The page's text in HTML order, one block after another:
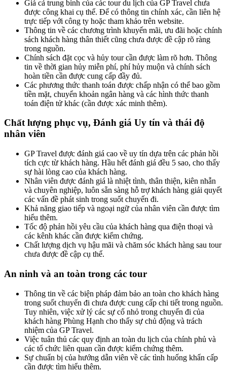
Giá cả trung bình của các tour du lịch của GP Travel chưa
được công khai cụ thể. Để có thông tin chính xác, cần liên hệ
trực tiếp với công ty hoặc tham khảo trên website.
Thông tin về các chương trình khuyến mãi, ưu đãi hoặc chính
sách khách hàng thân thiết cũng chưa được đề cập rõ ràng
trong nguồn.
Chính sách đặt cọc và hủy tour cần được làm rõ hơn. Thông
tin về thời gian hủy miễn phí, phí hủy muộn và chính sách
hoàn tiền cần được cung cấp đầy đủ.
Các phương thức thanh toán được chấp nhận có thể bao gồm
tiền mặt, chuyển khoản ngân hàng và các hình thức thanh
toán điện tử khác (cần được xác minh thêm).
Chất lượng phục vụ, Đánh giá Uy tín và thái độ
nhân viên
GP Travel được đánh giá cao về uy tín dựa trên các phản hồi
tích cực từ khách hàng. Hầu hết đánh giá đều 5 sao, cho thấy
sự hài lòng cao của khách hàng.
Nhân viên được đánh giá là nhiệt tình, thân thiện, kiên nhẫn
và chuyên nghiệp, luôn sẵn sàng hỗ trợ khách hàng giải quyết
các vấn đề phát sinh trong suốt chuyến đi.
Khả năng giao tiếp và ngoại ngữ của nhân viên cần được tìm
hiểu thêm.
Tốc độ phản hồi yêu cầu của khách hàng qua điện thoại và
các kênh khác cần được kiểm chứng.
Chất lượng dịch vụ hậu mãi và chăm sóc khách hàng sau tour
chưa được đề cập cụ thể.
An ninh và an toàn trong các tour
Thông tin về các biện pháp đảm bảo an toàn cho khách hàng
trong suốt chuyến đi chưa được cung cấp chi tiết trong nguồn.
Tuy nhiên, việc xử lý các sự cố nhỏ trong chuyến đi của
khách hàng Phùng Hạnh cho thấy sự chủ động và trách
nhiệm của GP Travel.
Việc tuân thủ các quy định an toàn du lịch của chính phủ và
các tổ chức liên quan cần được kiểm chứng thêm.
Sự chuẩn bị của hướng dẫn viên về các tình huống khẩn cấp
cần được tìm hiểu thêm.